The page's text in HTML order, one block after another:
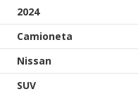
2024
Camioneta
Nissan
SUV